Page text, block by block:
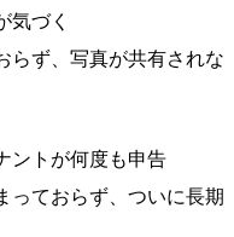
気づく
らず、写真が共有されな
ントが何度も申告
っておらず、ついに長期